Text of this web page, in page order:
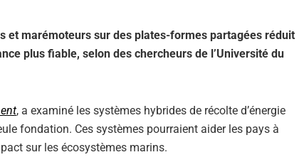
et marémoteurs sur des plates-formes partagées réduit
plus fiable, selon des chercheurs de l’Université du
, a examiné les systèmes hybrides de récolte d’énergie
fondation. Ces systèmes pourraient aider les pays à
sur les écosystèmes marins.